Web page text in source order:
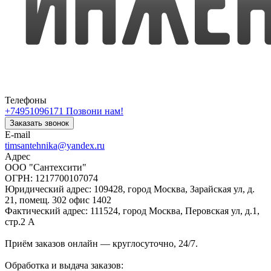
Телефоны
+74951096171 Позвони нам!
Заказать звонок
E-mail
timsantehnika@yandex.ru
Адрес
ООО "Сантехсити"
ОГРН: 1217700107074
Юридический адрес: 109428, город Москва, Зарайская ул, д.
21, помещ. 302 офис 1402
Фактический адрес: 111524, город Москва, Перовская ул, д.1,
стр.2 А
Приём заказов онлайн — круглосуточно, 24/7.
Обработка и выдача заказов: